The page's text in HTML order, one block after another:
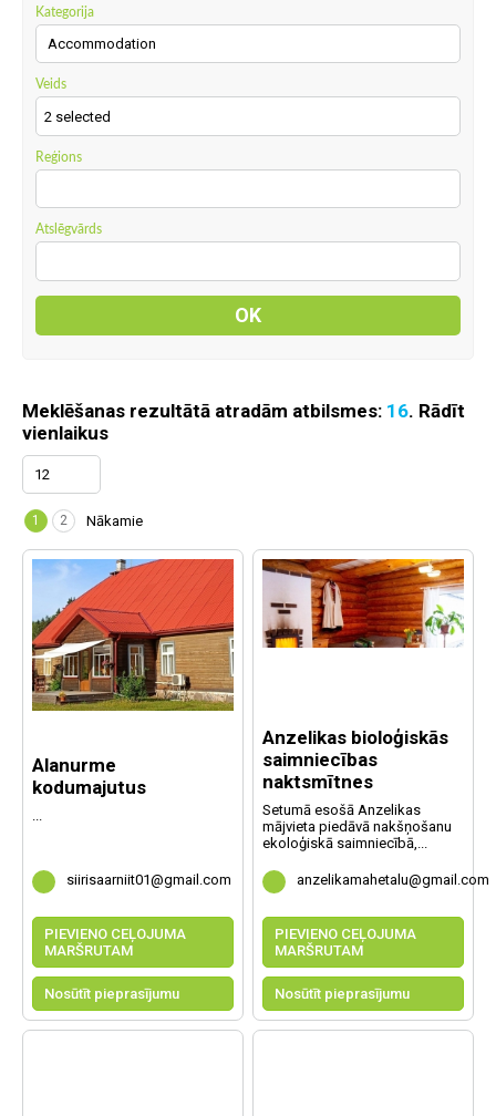
Kategorija
Accommodation
Veids
2 selected
Reģions
Atslēgvārds
Meklēšanas rezultātā atradām atbilsmes: 16. Rādīt
vienlaikus
12
1 2 Nākamie
Alanurme
kodumajutus
siirisaarniit01@gmail.com
PIEVIENO CEĻOJUMA
MARŠRUTAM
Nosūtīt pieprasījumu
Anzelikas bioloģiskās
saimniecības
naktsmītnes
Setumā esošā Anzelikas
mājvieta piedāvā nakšņošanu
ekoloģiskā saimniecībā,...
anzelikamahetalu@gmail.com
PIEVIENO CEĻOJUMA
MARŠRUTAM
Nosūtīt pieprasījumu